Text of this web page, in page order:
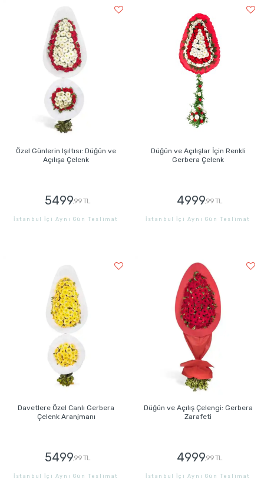
Özel Günlerin Işıltısı: Düğün ve
Açılışa Çelenk
5499,99 TL
İstanbul İçi Aynı Gün Teslimat
Düğün ve Açılışlar İçin Renkli
Gerbera Çelenk
4999,99 TL
İstanbul İçi Aynı Gün Teslimat
Davetlere Özel Canlı Gerbera
Çelenk Aranjmanı
5499,99 TL
İstanbul İçi Aynı Gün Teslimat
Düğün ve Açılış Çelengi: Gerbera
Zarafeti
4999,99 TL
İstanbul İçi Aynı Gün Teslimat